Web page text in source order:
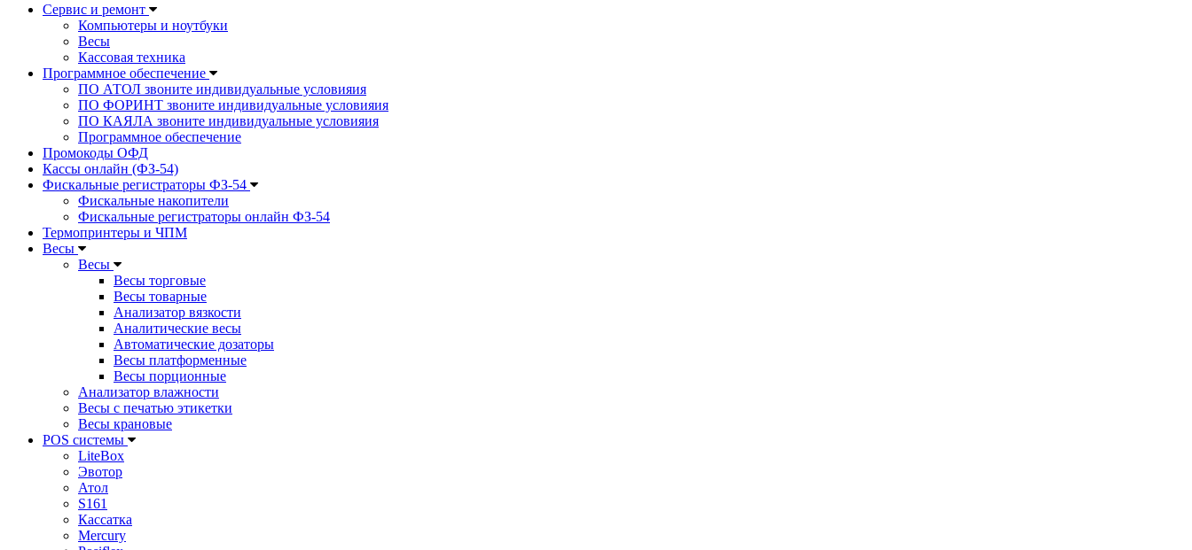
Сервис и ремонт
Компьютеры и ноутбуки
Весы
Кассовая техника
Программное обеспечение
ПО АТОЛ звоните индивидуальные условияия
ПО ФОРИНТ звоните индивидуальные условияия
ПО КАЯЛА звоните индивидуальные условияия
Программное обеспечение
Промокоды ОФД
Кассы онлайн (ФЗ-54)
Фискальные регистраторы ФЗ-54
Фискальные накопители
Фискальные регистраторы онлайн ФЗ-54
Термопринтеры и ЧПМ
Весы
Весы
Весы торговые
Весы товарные
Анализатор вязкости
Аналитические весы
Автоматические дозаторы
Весы платформенные
Весы порционные
Анализатор влажности
Весы с печатью этикетки
Весы крановые
POS системы
LiteBox
Эвотор
Атол
S161
Кассатка
Mercury